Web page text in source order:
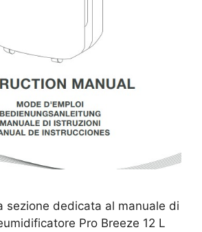
sezione dedicata al manuale di
Pro Breeze 12 L